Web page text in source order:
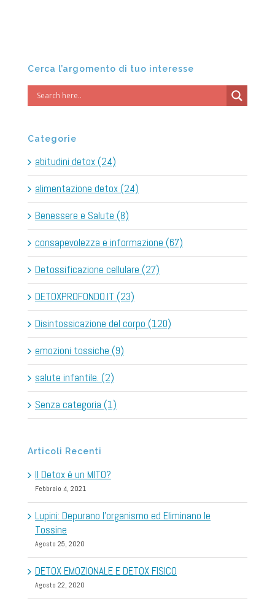
Cerca l’argomento di tuo interesse
Categorie
abitudini detox (24)
alimentazione detox (24)
Benessere e Salute (8)
consapevolezza e informazione (67)
Detossificazione cellulare (27)
DETOXPROFONDO.IT (23)
Disintossicazione del corpo (120)
emozioni tossiche (9)
salute infantile. (2)
Senza categoria (1)
Articoli Recenti
Il Detox è un MITO?
Febbraio 4, 2021
Lupini: Depurano l’organismo ed Eliminano le
Tossine
Agosto 25, 2020
DETOX EMOZIONALE E DETOX FISICO
Agosto 22, 2020